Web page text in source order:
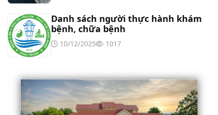
Danh sách người thực hành khám
bệnh, chữa bệnh
10/12/2025 1017